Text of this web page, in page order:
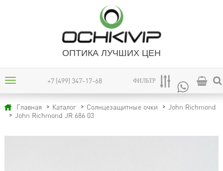
ОПТИКА ЛУЧШИХ ЦЕН
+7 (499) 347-17-68 ФИЛЬТР
Главная Каталог Солнцезащитные очки
John Richmond
John Richmond JR 686 03